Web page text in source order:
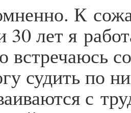
К
30 лет я
встречаюсь
судить по
с